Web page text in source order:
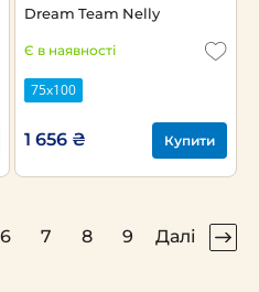
Dream Team Nelly
Є в наявності
75х100
1 656 ₴ Купити
6 7 8 9 Далі